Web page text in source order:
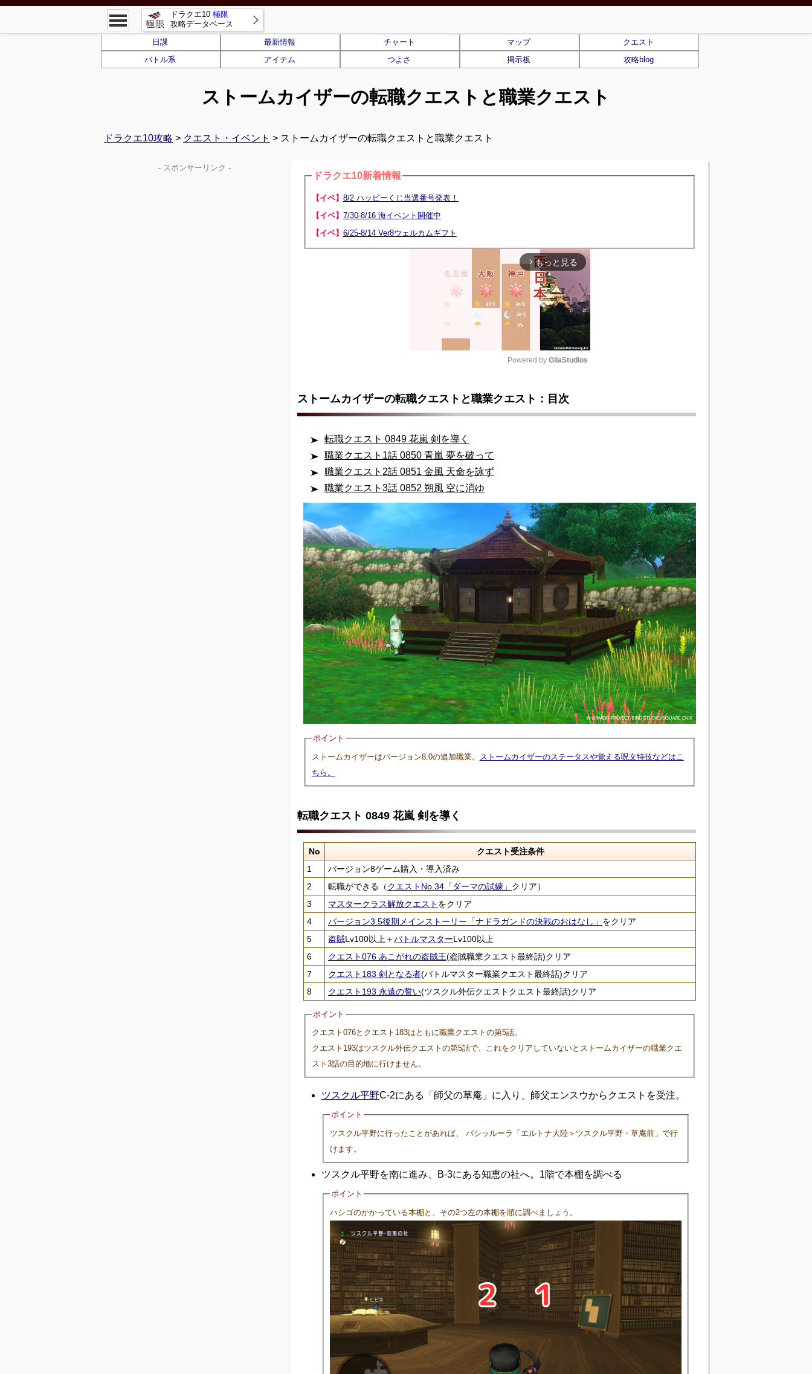
ドラクエ10 極限
攻略データベース
日課
最新情報 チャート マップ
クエスト
バトル系
アイテム つよさ 掲示板 攻略blog
ストームカイザーの転職クエストと職業クエスト
ドラクエ10攻略 > クエスト・イベント > ストームカイザーの転職クエストと職業クエスト
ドラクエ10新着情報
【イベ】 8/2 ハッピーくじ当選番号発表！
【イベ】 7/30-8/16 海イベント開催中
【イベ】 6/25-8/14 Ver8ウェルカムギフト
arrow_forward_ios もっと見る
Unmute
Powered by GliaStudios
ストームカイザーの転職クエストと職業クエスト：目次
転職クエスト 0849 花嵐 剣を導く
職業クエスト1話 0850 青嵐 夢を破って
職業クエスト2話 0851 金風 天命を詠ず
職業クエスト3話 0852 朔風 空に消ゆ
ポイント
ストームカイザーはバージョン8.0の追加職業。
ストームカイザーのステータスや覚える呪文特技などはこ
ちら。
転職クエスト 0849 花嵐 剣を導く
No
クエスト受注条件
1
バージョン8ゲーム購入・導入済み
2
転職ができる（クエストNo.34「ダーマの試練」 クリア）
3
マスタークラス解放クエスト をクリア
4
バージョン3.5後期メインストーリー「ナドラガンドの決戦のおはなし」 をクリア
5
盗賊Lv100以上＋バトルマスターLv100以上
6
クエスト076 あこがれの盗賊王(盗賊職業クエスト最終話)クリア
7
クエスト183 剣となる者(バトルマスター職業クエスト最終話)クリア
8
クエスト193 永遠の誓い(ツスクル外伝クエストクエスト最終話)クリア
ポイント
クエスト076とクエスト183はともに職業クエストの第5話。
クエスト193はツスクル外伝クエストの第5話で、これをクリアしていないとストームカイザーの職業クエ
スト3話の目的地に行けません。
ツスクル平野C-2にある「師父の草庵」に入り、師父エンスウからクエストを受注。
ポイント
ツスクル平野に行ったことがあれば、 バシッルーラ「エルトナ大陸＞ツスクル平野・草庵前」で行
けます。
ツスクル平野を南に進み、B-3にある知恵の社へ。1階で本棚を調べる
ポイント
ハシゴのかかっている本棚と、その2つ左の本棚を順に調べましょう。
- スポンサーリンク -